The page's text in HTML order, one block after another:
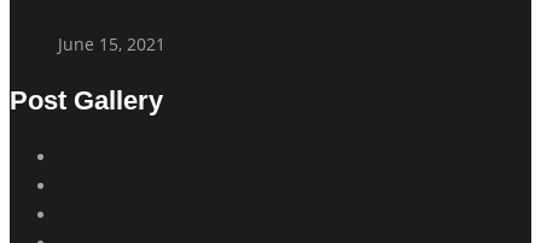
June 15, 2021
Post Gallery